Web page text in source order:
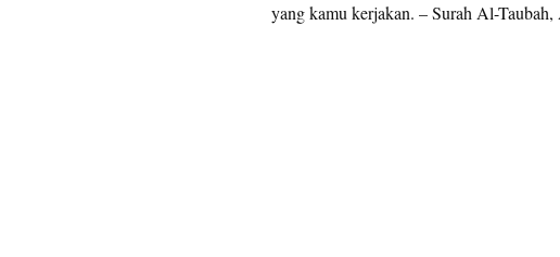
yang kamu kerjakan. – Surah Al-Taubah,